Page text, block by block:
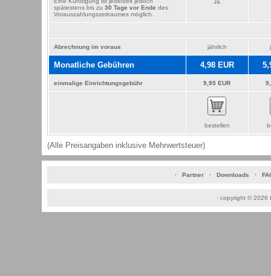
spätestens bis zu 30 Tage vor Ende des
Vorauszahlungszeitraumes möglich.
Ja
Abrechnung im voraus jährlich
Monatliche Gebühren 4,98 EUR
einmalige Einrichtungsgebühr 9,95 EUR
bestellen
(Alle Preisangaben inklusive Mehrwertsteuer)
· Partner· Downloads ·
· copyright © 2026